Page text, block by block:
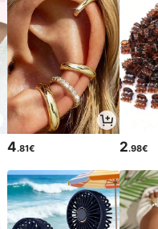
4.81€ 2.98€